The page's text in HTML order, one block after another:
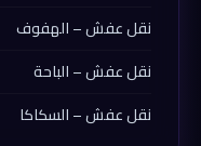
نقل عفش – الهفوف
نقل عفش – الباحة
نقل عفش – السكاكا